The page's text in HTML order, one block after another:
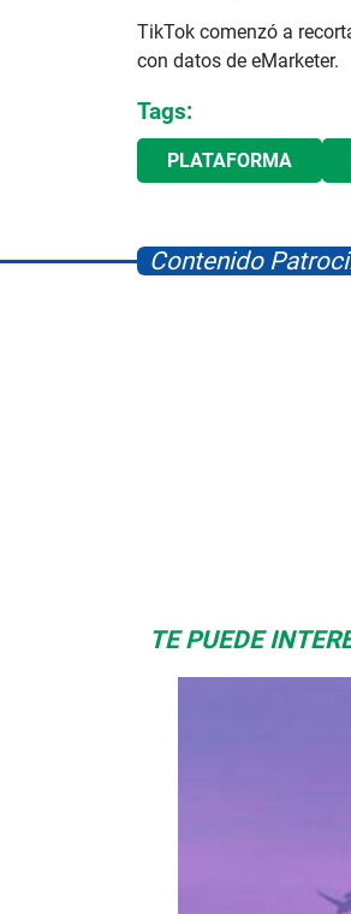
TikTok comenzó a
con datos de eMarketer.
Tags:
PLATAFORMA
Contenido
TE PUEDE